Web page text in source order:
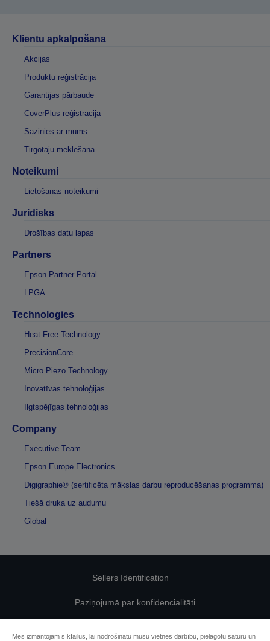
Klientu apkalpošana
Akcijas
Produktu reģistrācija
Garantijas pārbaude
CoverPlus reģistrācija
Sazinies ar mums
Tirgotāju meklēšana
Noteikumi
Lietošanas noteikumi
Juridisks
Drošības datu lapas
Partners
Epson Partner Portal
LPGA
Technologies
Heat-Free Technology
PrecisionCore
Micro Piezo Technology
Inovatīvas tehnoloģijas
Ilgtspējīgas tehnoloģijas
Company
Executive Team
Epson Europe Electronics
Digigraphie® (sertificēta mākslas darbu reproducēšanas programma)
Tiešā druka uz audumu
Global
Sellers Identification
Paziņojumā par konfidencialitāti
Mēs izmantojam sīkfailus, lai nodrošinātu mūsu vietnes darbību, pielāgotu saturu un